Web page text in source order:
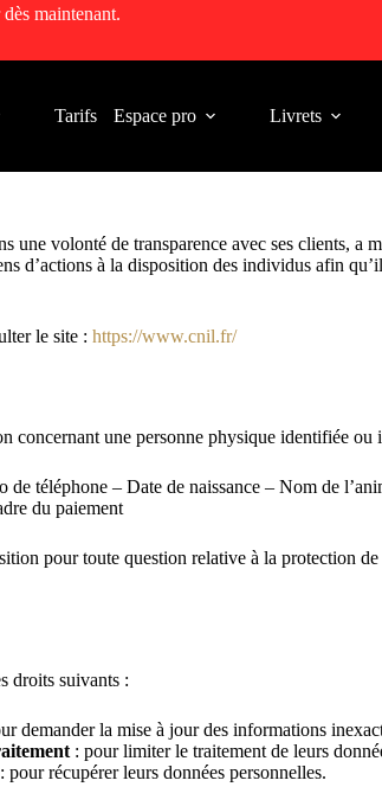
maintenant.
Tarifs Espace pro Livrets
une volonté de transparence avec ses clients, a
d’actions à la disposition des individus afin
le site : https://www.cnil.fr/
concernant une personne physique identifiée ou
téléphone – Date de naissance – Nom de
du paiement
pour toute question relative à la protection de
droits suivants :
demander la mise à jour des informations
: pour limiter le traitement de leurs
pour récupérer leurs données personnelles.